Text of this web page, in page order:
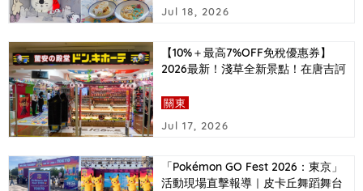
Jul 18, 2026
【10%＋最高7%OFF免稅優惠券】
2026最新！淺草全新景點！在唐吉訶
值優惠券大公開！
關東
Jul 17, 2026
「Pokémon GO Fest 2026：東京」
活動現場直擊報導｜皮卡丘舞蹈舞台